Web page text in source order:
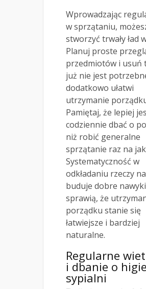
Wprowadzając
w sprzątaniu,
stworzyć trwały ład
Planuj proste
przedmiotów i usuń
już nie jest
dodatkowo ułatwi
utrzymanie
Pamiętaj, że lepiej
codziennie dbać o
niż robić generalne
sprzątanie raz na
Systematyczność w
odkładaniu rzeczy
buduje dobre
sprawią, że
porządku stanie się
łatwiejsze i bardziej
naturalne.
Regularne
i dbanie o
sypialni